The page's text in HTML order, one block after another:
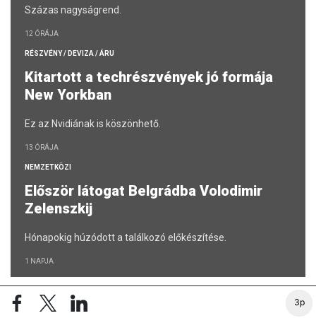
3p
Százas nagyságrend.
12 ÓRÁJA
RÉSZVÉNY / DEVIZA / ÁRU
Kitartott a techrészvények jó formája
New Yorkban
Ez az Nvidiának is köszönhető.
13 ÓRÁJA
NEMZETKÖZI
Először látogat Belgrádba Volodimir
Zelenszkij
Hónapokig húzódott a találkozó előkészítése.
1 NAPJA
A 100 LEGGAZDAGABB